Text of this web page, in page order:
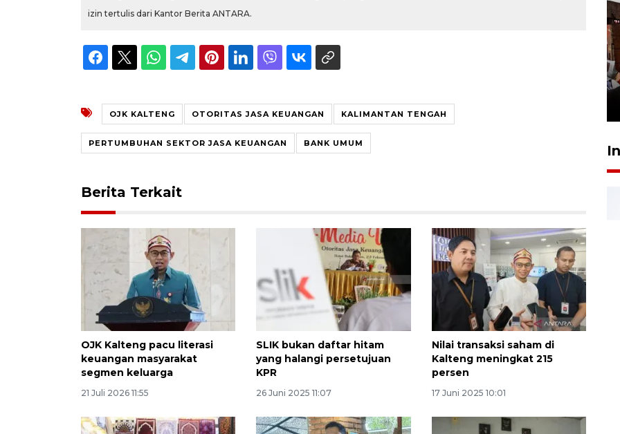
izin tertulis dari Kantor Berita ANTARA.
OJK KALTENG OTORITAS JASA KEUANGAN KALIMANTAN TENGAH
PERTUMBUHAN SEKTOR JASA KEUANGAN BANK UMUM
Berita Terkait
OJK Kalteng pacu literasi
keuangan masyarakat
segmen keluarga
21 Juli 2026 11:55
SLIK bukan daftar hitam
yang halangi persetujuan
KPR
26 Juni 2025 11:07
Nilai transaksi saham di
Kalteng meningkat 215
persen
17 Juni 2025 10:01
24 Juli 2026 16:30